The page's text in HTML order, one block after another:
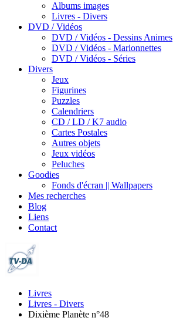
Albums images
Livres - Divers
DVD / Vidéos
DVD / Vidéos - Dessins Animes
DVD / Vidéos - Marionnettes
DVD / Vidéos - Séries
Divers
Jeux
Figurines
Puzzles
Calendriers
CD / LD / K7 audio
Cartes Postales
Autres objets
Jeux vidéos
Peluches
Goodies
Fonds d'écran || Wallpapers
Mes recherches
Blog
Liens
Contact
Livres
Livres - Divers
Dixième Planète n°48